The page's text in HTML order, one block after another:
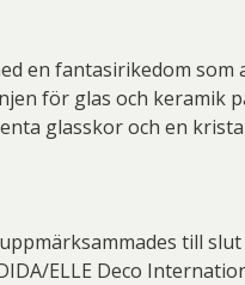
en fantasirikedom
för glas och keramik
glasskor och en
till
ELLE Deco